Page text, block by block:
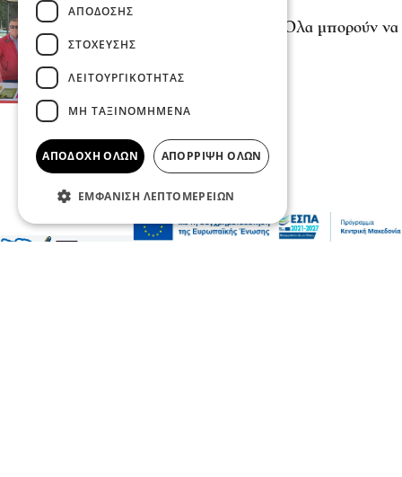
Σερραικά Νέα
Παναγιώτης Κοτρώνης: Όλα μπορούν να
είναι αλλιώς!
Περισσότερα
ΑΠΌΔΟΣΗΣ
ΣΤΌΧΕΥΣΗΣ
ΛΕΙΤΟΥΡΓΙΚΌΤΗΤΑΣ
ΜΗ ΤΑΞΙΝΟΜΗΜΈΝΑ
ΑΠΟΔΟΧΉ ΌΛΩΝ ΑΠΌΡΡΙΨΗ ΌΛΩΝ
ΕΜΦΆΝΙΣΗ ΛΕΠΤΟΜΕΡΕΙΏΝ